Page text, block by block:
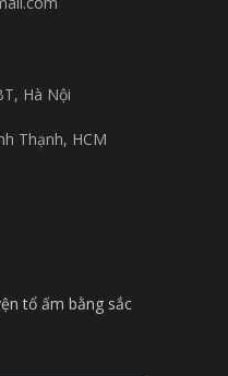
Hà Nội
Thạnh, HCM
tổ ấm bằng sắc